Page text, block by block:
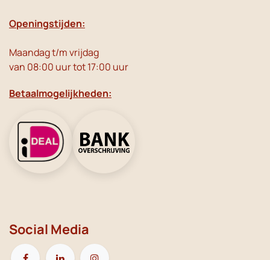
Openingstijden:
Maandag t/m vrijdag
van 08:00 uur tot 17:00 uur
Betaalmogelijkheden:
Social Media